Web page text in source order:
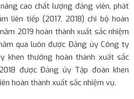
cao chất lượng đảng viên, phát
liên tiếp (2017, 2018) chi bộ hoàn
2019 hoàn thành xuất sắc nhiệm
qua luôn được Đảng ủy Công ty
khen thưởng hoàn thành xuất sắc
được Đảng ủy Tập đoàn khen
hoàn thành xuất sắc nhiệm vụ.